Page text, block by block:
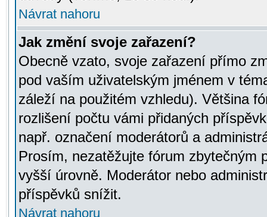
Návrat nahoru
Jak změní svoje zařazení?
Obecně vzato, svoje zařazení přímo
pod vaším uživatelským jménem v
záleží na použitém vzhledu). Většina
rozlišení počtu vámi přidaných
např. označení moderátorů a
Prosím, nezatěžujte fórum zbytečným
vyšší úrovně. Moderátor nebo
příspěvků snížit.
Návrat nahoru